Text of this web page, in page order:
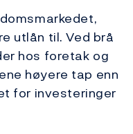
utlån til. Ved brå
hos foretak og
høyere tap enn
for investeringer